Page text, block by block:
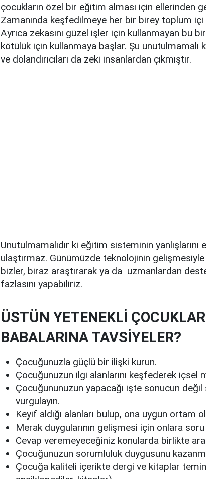
çocukların özel bir eğitim alması için ellerinden
Zamanında keşfedilmeye her bir birey toplum içi
Ayrıca zekasını güzel işler için kullanmayan bu
kötülük için kullanmaya başlar. Şu unutulmamalı
ve dolandırıcıları da zeki insanlardan çıkmıştır.
Unutulmamalıdır ki eğitim sisteminin
ulaştırmaz. Günümüzde teknolojinin
bizler, biraz araştırarak ya da uzmanlardan
fazlasını yapabiliriz.
ÜSTÜN YETENEKLİ
BABALARINA TAVSİYELER?
Çocuğunuzla güçlü bir ilişki kurun.
Çocuğunuzun ilgi alanlarını keşfederek içsel
Çocuğununuzun yapacağı işte sonucun
vurgulayın.
Keyif aldığı alanları bulup, ona uygun ortam
Merak duygularının gelişmesi için onlara
Cevap veremeyeceğiniz konularda birlikte
Çocuğunuzun sorumluluk duygusunu
Çocuğa kaliteli içerikte dergi ve kitaplar